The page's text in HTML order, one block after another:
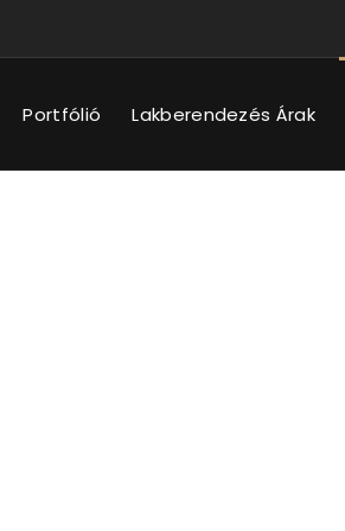
Portfólió Lakberendezés Árak